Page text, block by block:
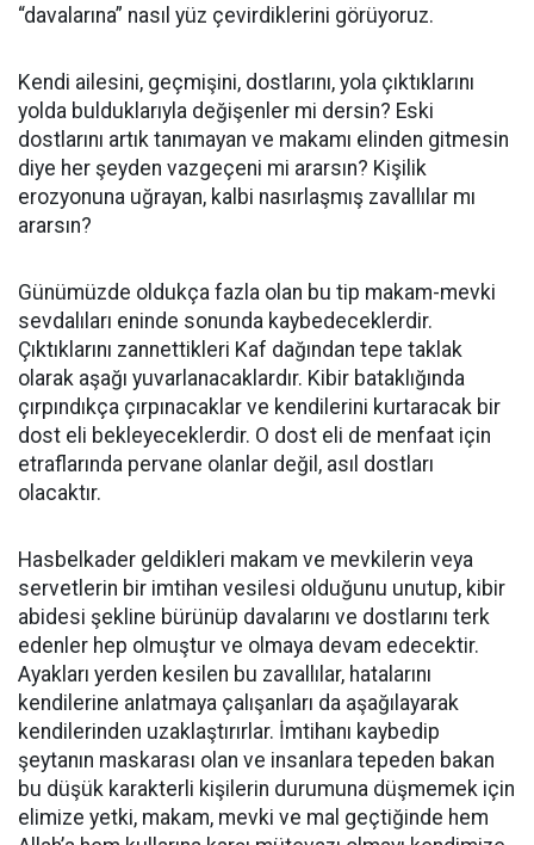
“davalarına” nasıl yüz çevirdiklerini görüyoruz.
Kendi ailesini, geçmişini, dostlarını, yola çıktıklarını
yolda bulduklarıyla değişenler mi dersin? Eski
dostlarını artık tanımayan ve makamı elinden gitmesin
diye her şeyden vazgeçeni mi ararsın? Kişilik
erozyonuna uğrayan, kalbi nasırlaşmış zavallılar mı
ararsın?
Günümüzde oldukça fazla olan bu tip makam-mevki
sevdalıları eninde sonunda kaybedeceklerdir.
Çıktıklarını zannettikleri Kaf dağından tepe taklak
olarak aşağı yuvarlanacaklardır. Kibir bataklığında
çırpındıkça çırpınacaklar ve kendilerini kurtaracak bir
dost eli bekleyeceklerdir. O dost eli de menfaat için
etraflarında pervane olanlar değil, asıl dostları
olacaktır.
Hasbelkader geldikleri makam ve mevkilerin veya
servetlerin bir imtihan vesilesi olduğunu unutup, kibir
abidesi şekline bürünüp davalarını ve dostlarını terk
edenler hep olmuştur ve olmaya devam edecektir.
Ayakları yerden kesilen bu zavallılar, hatalarını
kendilerine anlatmaya çalışanları da aşağılayarak
kendilerinden uzaklaştırırlar. İmtihanı kaybedip
şeytanın maskarası olan ve insanlara tepeden bakan
bu düşük karakterli kişilerin durumuna düşmemek için
elimize yetki, makam, mevki ve mal geçtiğinde hem